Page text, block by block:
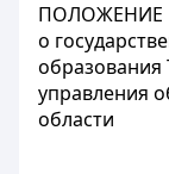
ПОЛОЖЕНИЕ
о
образования
управления
области